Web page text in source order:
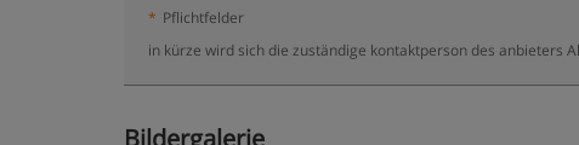
* Pflichtfelder
in kürze wird sich die zuständige kontaktperson des anbieters
Bildergalerie